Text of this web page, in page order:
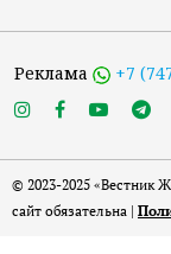
Реклама +7
© 2023-2025 «Вестник
сайт обязательна |